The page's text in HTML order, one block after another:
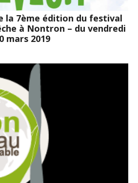
la 7ème édition du festival
à Nontron – du vendredi
mars 2019